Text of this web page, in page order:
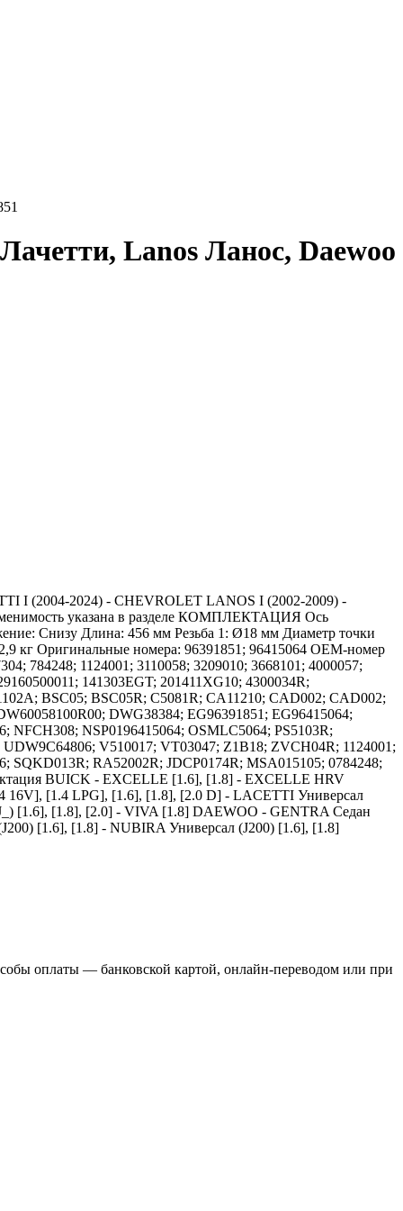
Lanos Ланос, Daewoo
I (2004-2024) - CHEVROLET LANOS I (2002-2009) -
указана в разделе КОМПЛЕКТАЦИЯ Ось
Снизу Длина: 456 мм Резьба 1: Ø18 мм Диаметр точки
кг Оригинальные номера: 96391851; 96415064 OEM-номер
784248; 1124001; 3110058; 3209010; 3668101; 4000057;
141303EGT; 201411XG10; 4300034R;
BSC05; BSC05R; C5081R; CA11210; CAD002; CAD002;
DWG38384; EG96391851; EG96415064;
NFCH308; NSP0196415064; OSMLC5064; PS5103R;
V510017; VT03047; Z1B18; ZVCH04R; 1124001;
SQKD013R; RA52002R; JDCP0174R; MSA015105; 0784248;
BUICK - EXCELLE [1.6], [1.8] - EXCELLE HRV
16V], [1.4 LPG], [1.6], [1.8], [2.0 D] - LACETTI Универсал
[1.6], [1.8], [2.0] - VIVA [1.8] DAEWOO - GENTRA Седан
[1.6], [1.8] - NUBIRA Универсал (J200) [1.6], [1.8]
оплаты — банковской картой, онлайн-переводом или при